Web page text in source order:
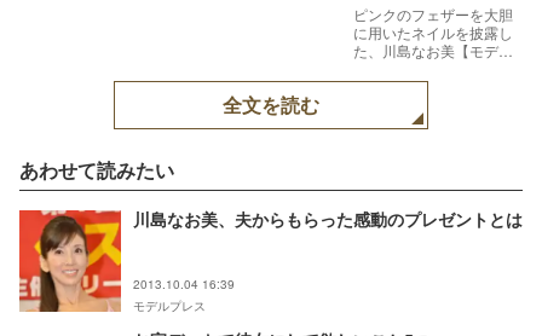
ピンクのフェザーを大胆
に用いたネイルを披露し
た、川島なお美【モデル
全文を読む
あわせて読みたい
川島なお美、夫からもらった感動のプレゼントとは
2013.10.04 16:39
モデルプレス